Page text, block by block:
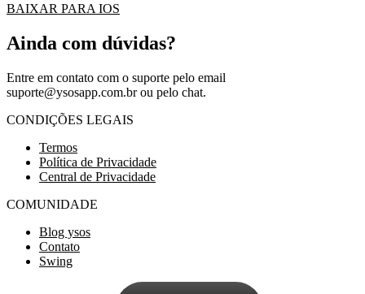
BAIXAR PARA IOS
Ainda com dúvidas?
Entre em contato com o suporte pelo email
suporte@ysosapp.com.brou pelo chat.
CONDIÇÕES LEGAIS
Termos
Política de Privacidade
Central de Privacidade
COMUNIDADE
Blog ysos
Contato
Swing